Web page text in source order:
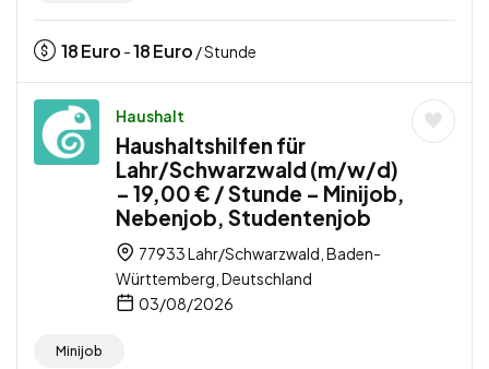
18Euro -18Euro / Stunde
Haushalt
Haushaltshilfen für
Lahr/Schwarzwald (m/w/d)
– 19,00 € / Stunde – Minijob,
Nebenjob, Studentenjob
77933 Lahr/Schwarzwald, Baden-
Württemberg, Deutschland
03/08/2026
Minijob